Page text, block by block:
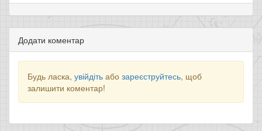
Додати коментар
Будь ласка, увійдіть або зареєструйтесь, щоб
залишити коментар!